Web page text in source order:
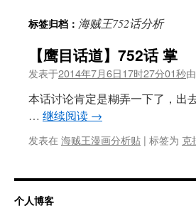
文标签归档： 海贼王752话分析
【鹰目话道】752话 掌
发表于2014年7月6日17时27分01秒由
本话讨论肯定是糊弄一下了，出
… 继续阅读 →
发表在 海贼王漫画分析贴 | 标签为 克
个人博客